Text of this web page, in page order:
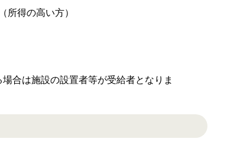
所得の高い方）
合は施設の設置者等が受給者となりま